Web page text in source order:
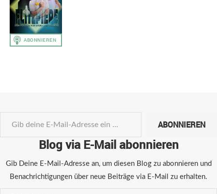
ABONNIEREN
Blog via E-Mail abonnieren
Gib Deine E-Mail-Adresse an, um diesen Blog zu abonnieren und
Benachrichtigungen über neue Beiträge via E-Mail zu erhalten.